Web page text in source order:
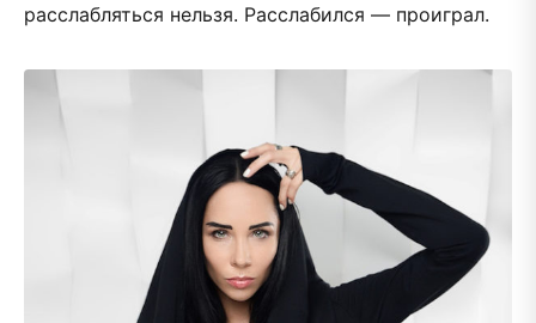
расслабляться нельзя. Расслабился — проиграл.